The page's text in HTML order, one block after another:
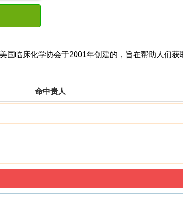
临床化学协会于2001年创建的，旨在帮助人们获
命中贵人